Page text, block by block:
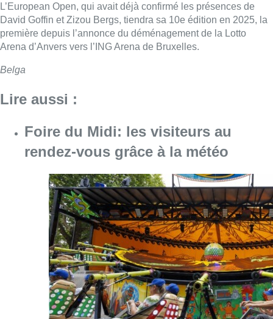
L’European Open, qui avait déjà confirmé les présences de
David Goffin et Zizou Bergs, tiendra sa 10e édition en 2025, la
première depuis l’annonce du déménagement de la Lotto
Arena d’Anvers vers l’ING Arena de Bruxelles.
Belga
Lire aussi :
Foire du Midi: les visiteurs au
rendez-vous grâce à la météo